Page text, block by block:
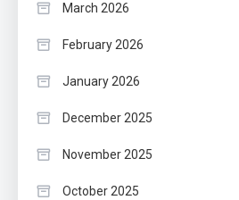
March 2026
February 2026
January 2026
December 2025
November 2025
October 2025